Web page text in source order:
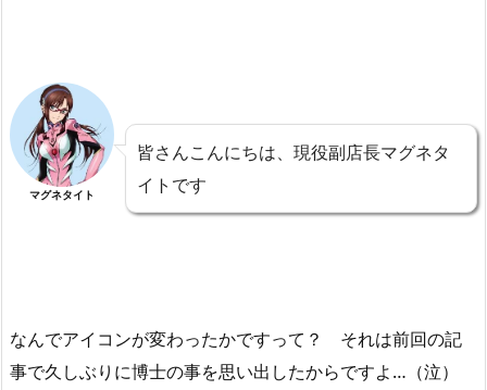
マグネタイト
皆さんこんにちは、現役副店長マグネタ
イトです
なんでアイコンが変わったかですって？ それは前回の記
事で久しぶりに博士の事を思い出したからですよ…（泣）